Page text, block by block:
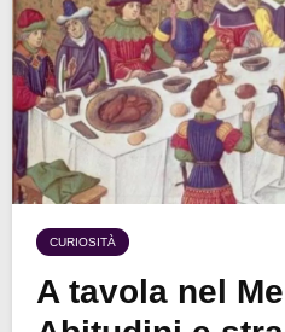
CURIOSITÀ
A tavola nel